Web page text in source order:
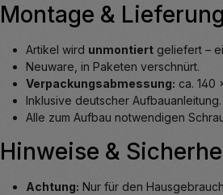
Montage & Lieferung
Artikel wird unmontiert geliefert –
Neuware, in Paketen verschnürt.
Verpackungsabmessung: ca. 140
Inklusive deutscher Aufbauanleitung.
Alle zum Aufbau notwendigen
Hinweise &
Achtung: Nur für den